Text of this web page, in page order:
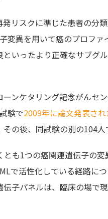
リスクに準じた患者の分
変異を用いて癌のプロフ
いったより正確なサブグ
ンケタリング記念がんセ
験で2009年に論文発表され
の後、同試験の別の104人
とも1つの癌関連遺伝子の
で活性化している経路に
伝子パネルは、臨床の場で